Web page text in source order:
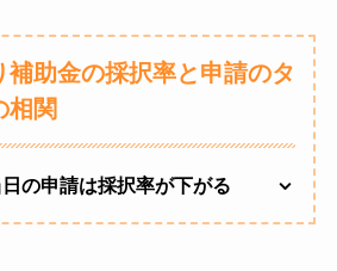
補助金の採択率と申請のタ
相関
の申請は採択率が下がる